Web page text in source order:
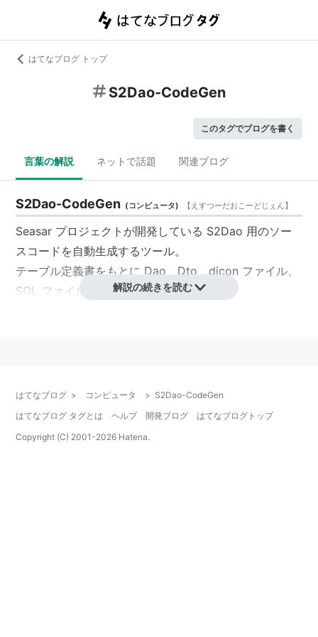
はてなブログ トップ
S2Dao-CodeGen
このタグでブログを書く
言葉の解説 ネットで話題 関連ブログ
S2Dao-CodeGen (コンピュータ) 【 えすつーだおこーどじぇん】
Seasar プロジェクトが開発している S2Dao 用のソー
スコードを自動生成するツール。
テーブル定義書をもとに Dao、Dto、dicon ファイル、
SQL ファイルを出力する。
解説の続きを読む
はてなブログ > コンピュータ > S2Dao-CodeGen
はてなブログ タグとは
ヘルプ 開発ブログ
はてなブログトップ
Copyright (C) 2001-2026 Hatena.